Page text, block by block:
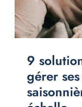
9
gérer